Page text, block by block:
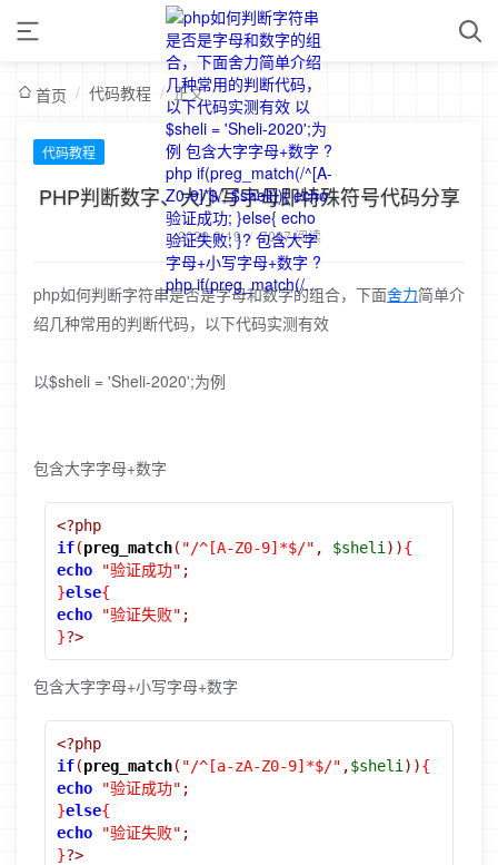
首页 / 代码教程 / 正文
代码教程
PHP判断数字、大小写字母即特殊符号代码分享
2020-9-19 / 7007 阅读
php如何判断字符串是否是字母和数字的组合，下面舍力简单介
绍几种常用的判断代码，以下代码实测有效
以$sheli = 'Sheli-2020';为例
包含大字字母+数字
<?php
if(preg_match( "/^[A-Z0-9]*$/" , $sheli )){
echo
"验证成功" ;
}else{
echo
"验证失败" ;
}?>
包含大字字母+小写字母+数字
<?php
if(preg_match( "/^[a-zA-Z0-9]*$/" ,$sheli )){
echo
"验证成功" ;
}else{
echo
"验证失败" ;
}?>